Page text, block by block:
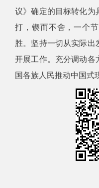
议》确定的目标转化为
打，锲而不舍，一个
胜。坚持一切从实际出
开展工作。充分调动各
国各族人民推动中国式